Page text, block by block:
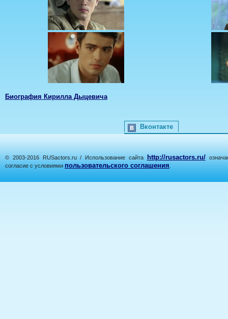
Биография Кирилла Дыцевича
Вконтакте
© 2003-2016 RUSactors.ru / Использование сайта http://rusactors.ru/
согласие с условиями пользовательского соглашения